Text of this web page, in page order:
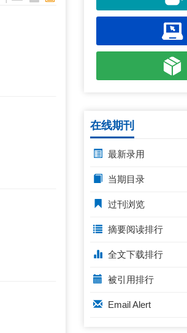
在线期刊
最新录用
当期目录
过刊浏览
摘要阅读排行
全文下载排行
被引用排行
Email Alert